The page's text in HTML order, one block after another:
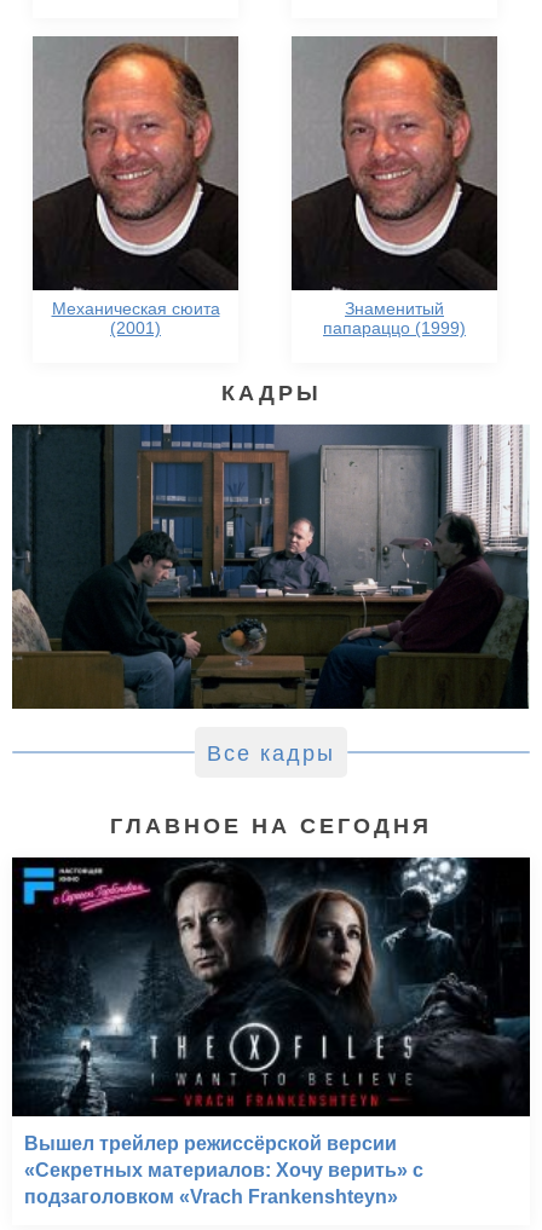
Механическая сюита
(2001)
Знаменитый
папараццо (1999)
КАДРЫ
Все кадры
ГЛАВНОЕ НА СЕГОДНЯ
Вышел трейлер режиссёрской версии
«Секретных материалов: Хочу верить» с
подзаголовком «Vrach Frankenshteyn»